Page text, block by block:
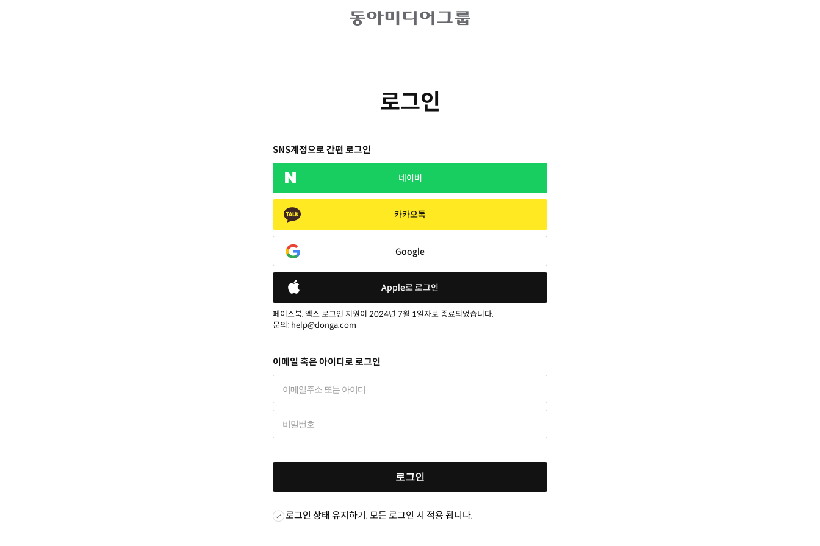
로그인
SNS계정으로 간편 로그인
네이버
카카오톡
Google
Apple로 로그인
페이스북, 엑스 로그인 지원이 2024년 7월 1일자로 종료되었습니다.
문의: help@donga.com
이메일 혹은 아이디로 로그인
로그인
로그인 상태 유지하기. 모든 로그인 시 적용 됩니다.